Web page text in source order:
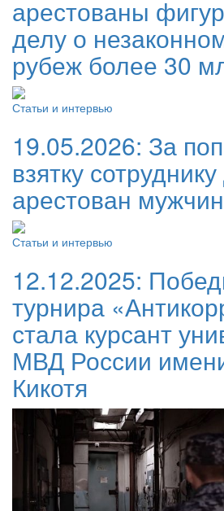
арестованы
делу о
рубеж более 30
Статьи и интервью
19.05.2026: За
взятку
арестован
Статьи и интервью
12.12.2025:
турнира
стала курсант
МВД России
Кикотя